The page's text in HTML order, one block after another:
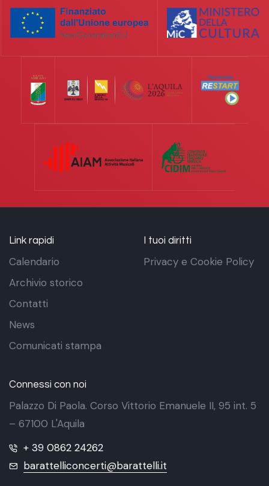
Link rapidi
Calendario
Archivio storico
Contatti
News
Comunicati stampa
I tuoi diritti
Privacy e Cookie Policy
Connessi con noi
Palazzo Di Paola. Corso Vittorio Emanuele II, 95 int. 5
– 67100 L'Aquila
+ 39 0862 24262
barattelliconcerti@barattelli.it